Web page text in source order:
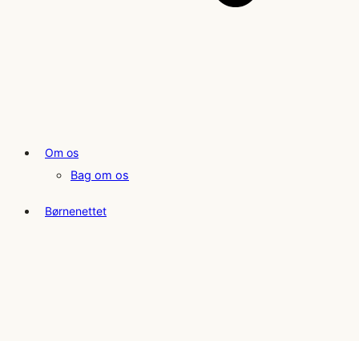
Om os
Bag om os
Børnenettet